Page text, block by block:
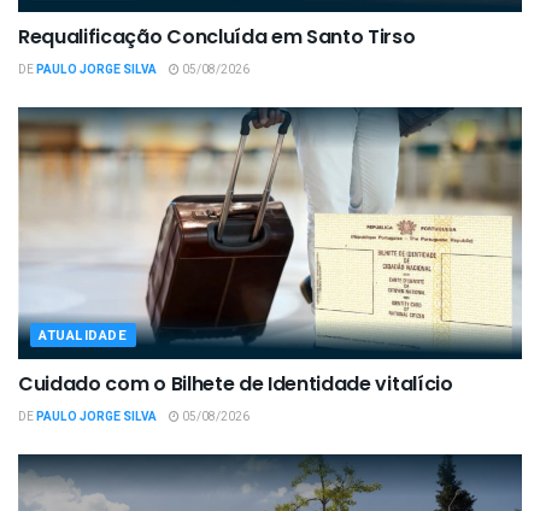
Requalificação Concluída em Santo Tirso
DEPAULO JORGE SILVA 05/08/2026
ATUALIDADE
Cuidado com o Bilhete de Identidade vitalício
DEPAULO JORGE SILVA 05/08/2026